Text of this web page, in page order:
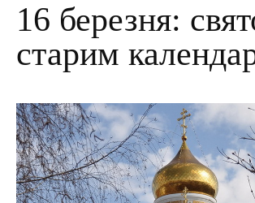
16 березня:
старим